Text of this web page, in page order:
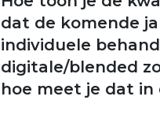
dat de komende
individuele
digitale/blended
hoe meet je dat in